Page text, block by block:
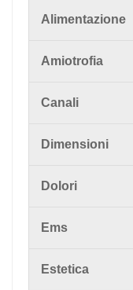
Alimentazione
Amiotrofia
Canali
Dimensioni
Dolori
Ems
Estetica